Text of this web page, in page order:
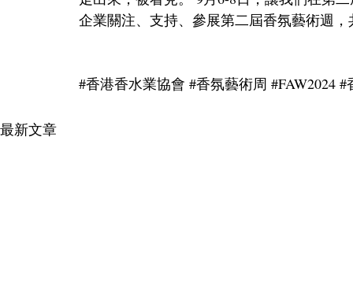
企業關注、支持、參展第二屆香氛藝術週
#香港香水業協會 #香氛藝術周 #FAW2024 #
最新文章